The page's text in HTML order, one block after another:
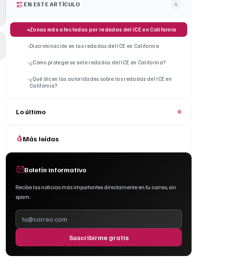
EN ESTE ARTÍCULO 4
Zonas más afectadas por redadas del ICE en California
Discriminación en las redadas del ICE en California
¿Cómo protegerse ante redadas del ICE en California?
¿Qué dicen las autoridades sobre las redadas del ICE en
California?
Lo último
Más leídas
Boletín informativo
Recibe las noticias más importantes directamente en tu correo, sin
spam.
Suscribirme gratis